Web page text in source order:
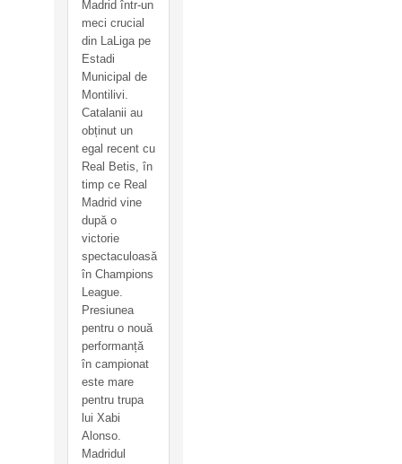
Madrid într-un
meci crucial
din LaLiga pe
Estadi
Municipal de
Montilivi.
Catalanii au
obținut un
egal recent cu
Real Betis, în
timp ce Real
Madrid vine
după o
victorie
spectaculoasă
în Champions
League.
Presiunea
pentru o nouă
performanță
în campionat
este mare
pentru trupa
lui Xabi
Alonso.
Madridul